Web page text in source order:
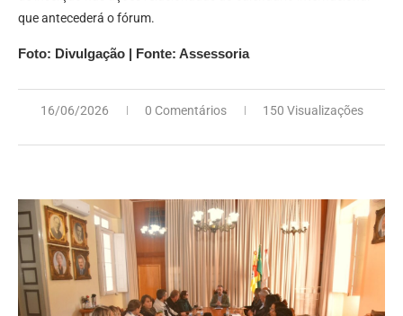
que antecederá o fórum.
Foto: Divulgação | Fonte: Assessoria
16/06/2026 0 Comentários 150 Visualizações